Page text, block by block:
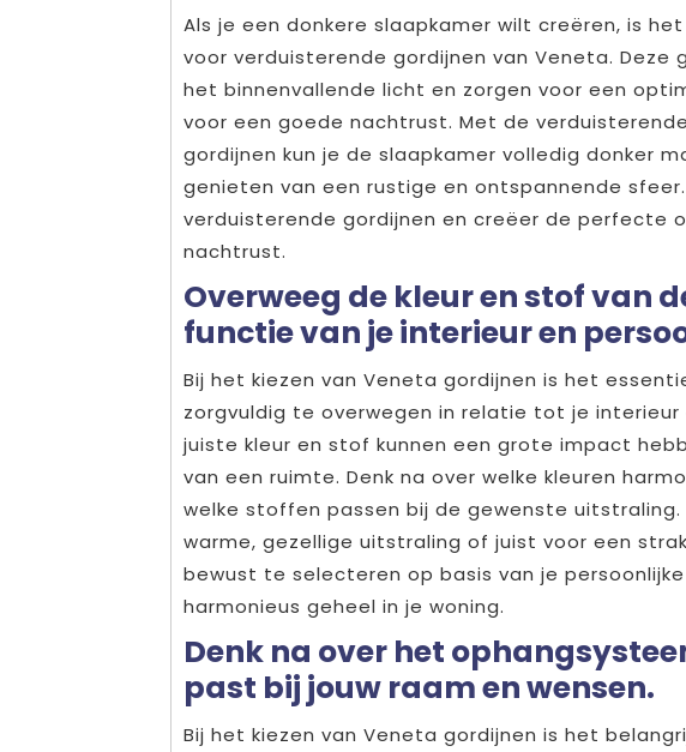
Als je een donkere slaapkamer wilt creëren, is
voor verduisterende gordijnen van Veneta. Deze
het binnenvallende licht en zorgen voor een
voor een goede nachtrust. Met de
gordijnen kun je de slaapkamer volledig donker
genieten van een rustige en ontspannende
verduisterende gordijnen en creëer de perfecte
nachtrust.
Overweeg de kleur en stof van
functie van je interieur en
Bij het kiezen van Veneta gordijnen is het
zorgvuldig te overwegen in relatie tot je interieur
juiste kleur en stof kunnen een grote impact
van een ruimte. Denk na over welke kleuren
welke stoffen passen bij de gewenste uitstraling.
warme, gezellige uitstraling of juist voor een
bewust te selecteren op basis van je
harmonieus geheel in je woning.
Denk na over het
past bij jouw raam en wensen.
Bij het kiezen van Veneta gordijnen is het